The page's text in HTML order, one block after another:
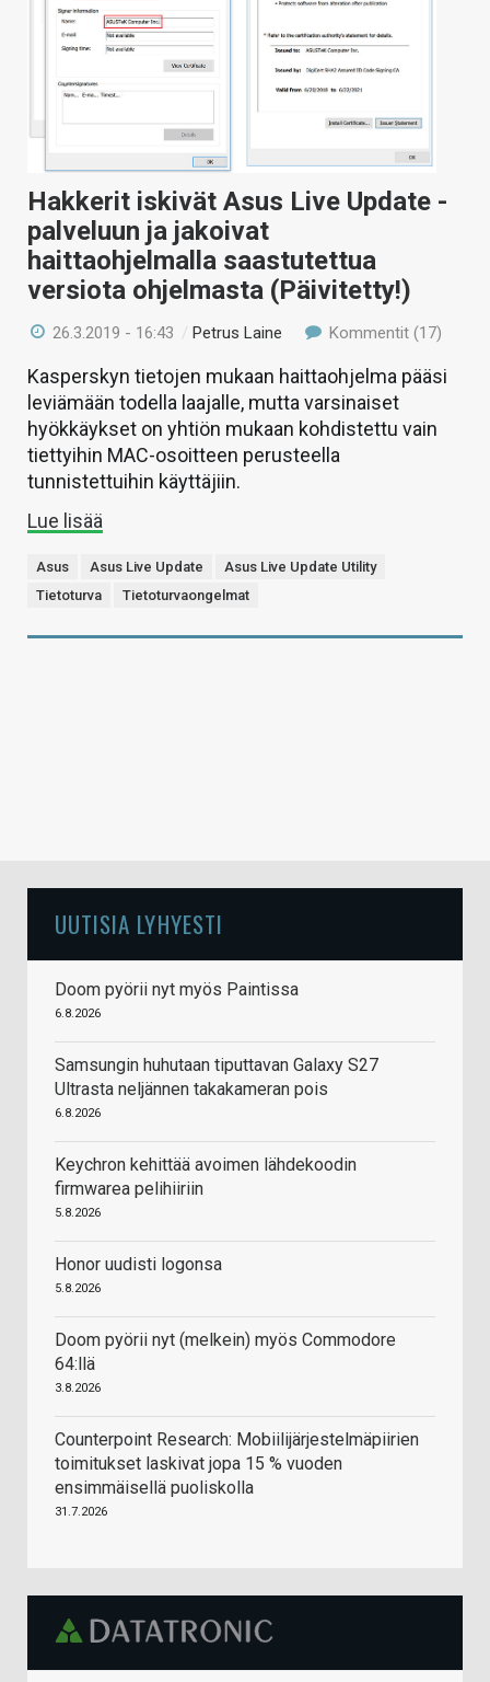
KAUPPA
Hakkerit iskivät Asus Live Update -
palveluun ja jakoivat
haittaohjelmalla saastutettua
versiota ohjelmasta (Päivitetty!)
26.3.2019 - 16:43 /Petrus Laine Kommentit (17)
Kasperskyn tietojen mukaan haittaohjelma pääsi
leviämään todella laajalle, mutta varsinaiset
hyökkäykset on yhtiön mukaan kohdistettu vain
tiettyihin MAC-osoitteen perusteella
tunnistettuihin käyttäjiin.
Lue lisää
Asus Asus Live Update
Asus Live Update Utility
Tietoturva
Tietoturvaongelmat
UUTISIA LYHYESTI
Doom pyörii nyt myös Paintissa
6.8.2026
Samsungin huhutaan tiputtavan Galaxy S27
Ultrasta neljännen takakameran pois
6.8.2026
Keychron kehittää avoimen lähdekoodin
firmwarea pelihiiriin
5.8.2026
Honor uudisti logonsa
5.8.2026
Doom pyörii nyt (melkein) myös Commodore
64:llä
3.8.2026
Counterpoint Research: Mobiilijärjestelmäpiirien
toimitukset laskivat jopa 15 % vuoden
ensimmäisellä puoliskolla
31.7.2026